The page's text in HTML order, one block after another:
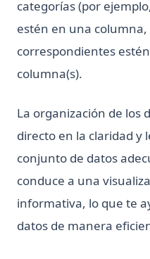
categorías (por
estén en una columna,
correspondientes
columna(s).
La organización de los
directo en la claridad y
conjunto de datos
conduce a una
informativa, lo que te
datos de manera